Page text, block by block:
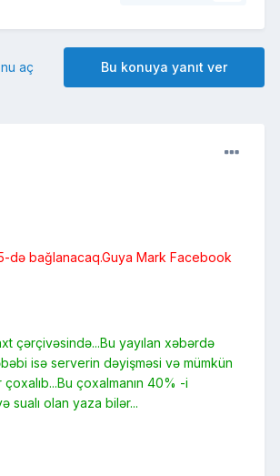
Bu konuya yanıt ver
aç
də bağlanacaq.Guya Mark Facebook
çərçivəsində...Bu yayılan xəbərdə
isə serverin dəyişməsi və mümkün
çoxalmanın 40% -i
sualı olan yaza bilər...